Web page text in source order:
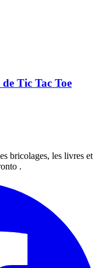
Tic Tac Toe
bricolages, les livres et
.